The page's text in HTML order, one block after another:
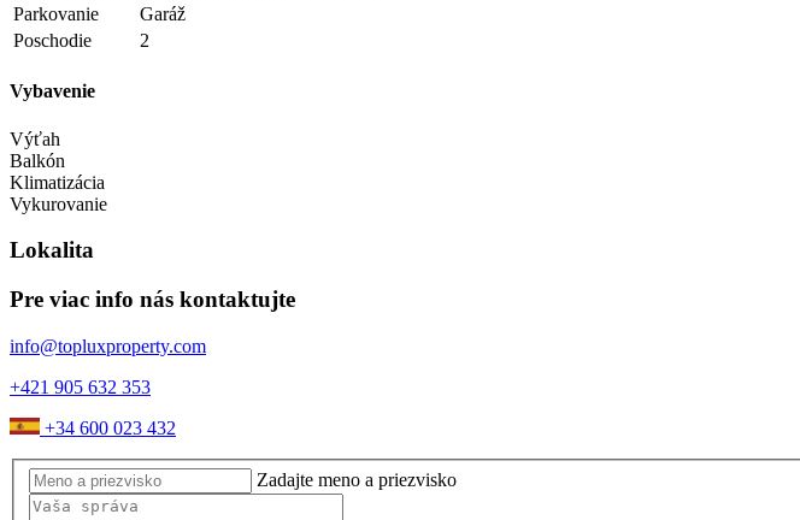
Parkovanie
Garáž
Poschodie
2
Vybavenie
Výťah
Balkón
Klimatizácia
Vykurovanie
Lokalita
Pre viac info nás kontaktujte
info@topluxproperty.com
+421 905 632 353
+34 600 023 432
Zadajte meno a priezvisko